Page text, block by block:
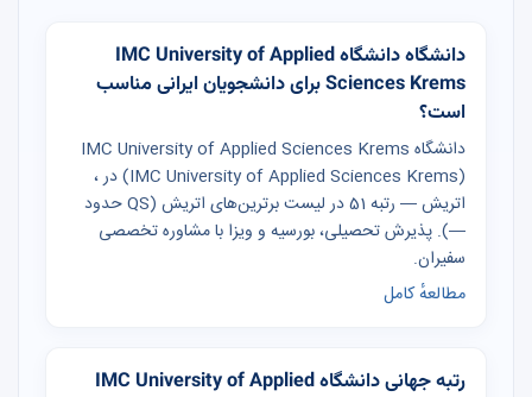
دانشگاه دانشگاه IMC University of Applied
Sciences Krems برای دانشجویان ایرانی مناسب
است؟
دانشگاه IMC University of Applied Sciences Krems
(IMC University of Applied Sciences Krems) در ،
اتریش — رتبه 51 در لیست برترین‌های اتریش (QS حدود
—). پذیرش تحصیلی، بورسیه و ویزا با مشاوره تخصصی
سفیران.
مطالعهٔ کامل
رتبه جهانی دانشگاه IMC University of Applied